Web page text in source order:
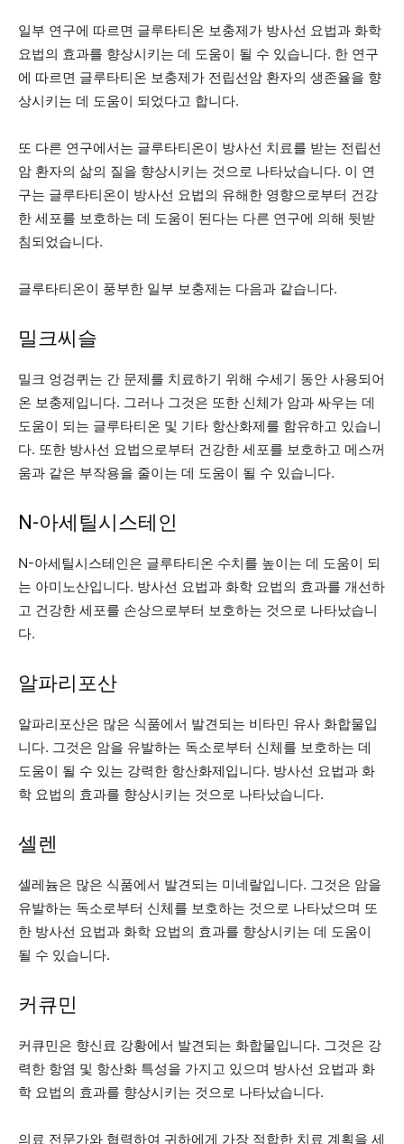
일부 연구에 따르면 글루타티온 보충제가 방사선 요법과 화학
요법의 효과를 향상시키는 데 도움이 될 수 있습니다. 한 연구
에 따르면 글루타티온 보충제가 전립선암 환자의 생존율을 향
상시키는 데 도움이 되었다고 합니다.
또 다른 연구에서는 글루타티온이 방사선 치료를 받는 전립선
암 환자의 삶의 질을 향상시키는 것으로 나타났습니다. 이 연
구는 글루타티온이 방사선 요법의 유해한 영향으로부터 건강
한 세포를 보호하는 데 도움이 된다는 다른 연구에 의해 뒷받
침되었습니다.
글루타티온이 풍부한 일부 보충제는 다음과 같습니다.
밀크씨슬
밀크 엉겅퀴는 간 문제를 치료하기 위해 수세기 동안 사용되어
온 보충제입니다. 그러나 그것은 또한 신체가 암과 싸우는 데
도움이 되는 글루타티온 및 기타 항산화제를 함유하고 있습니
다. 또한 방사선 요법으로부터 건강한 세포를 보호하고 메스꺼
움과 같은 부작용을 줄이는 데 도움이 될 수 있습니다.
N-아세틸시스테인
N-아세틸시스테인은 글루타티온 수치를 높이는 데 도움이 되
는 아미노산입니다. 방사선 요법과 화학 요법의 효과를 개선하
고 건강한 세포를 손상으로부터 보호하는 것으로 나타났습니
다.
알파리포산
알파리포산은 많은 식품에서 발견되는 비타민 유사 화합물입
니다. 그것은 암을 유발하는 독소로부터 신체를 보호하는 데
도움이 될 수 있는 강력한 항산화제입니다. 방사선 요법과 화
학 요법의 효과를 향상시키는 것으로 나타났습니다.
셀렌
셀레늄은 많은 식품에서 발견되는 미네랄입니다. 그것은 암을
유발하는 독소로부터 신체를 보호하는 것으로 나타났으며 또
한 방사선 요법과 화학 요법의 효과를 향상시키는 데 도움이
될 수 있습니다.
커큐민
커큐민은 향신료 강황에서 발견되는 화합물입니다. 그것은 강
력한 항염 및 항산화 특성을 가지고 있으며 방사선 요법과 화
학 요법의 효과를 향상시키는 것으로 나타났습니다.
의료 전문가와 협력하여 귀하에게 가장 적합한 치료 계획을 세